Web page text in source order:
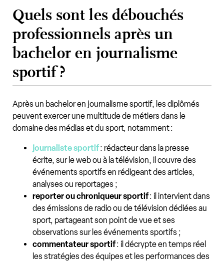
Quels sont les débouchés
professionnels après un
bachelor en journalisme
sportif ?
Après un bachelor en journalisme sportif, les diplômés
peuvent exercer une multitude de métiers dans le
domaine des médias et du sport, notamment :
journaliste sportif: rédacteur dans la presse
écrite, sur le web ou à la télévision, il couvre des
événements sportifs en rédigeant des articles,
analyses ou reportages ;
reporter ou chroniqueur sportif: il intervient dans
des émissions de radio ou de télévision dédiées au
sport, partageant son point de vue et ses
observations sur les événements sportifs ;
commentateur sportif: il décrypte en temps réel
les stratégies des équipes et les performances des